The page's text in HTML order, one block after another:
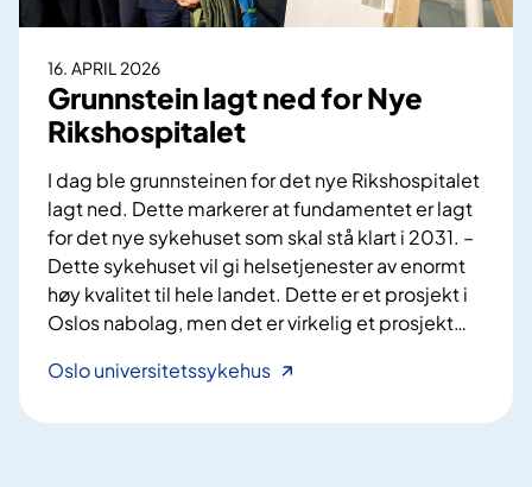
i
t
a
e
t
–
I
n
f
r
l
a
b
o
m
ø
t
e
f
o
r
N
e
16. APRIL 2026
Grunnstein lagt ned for Nye
Rikshospitalet
I dag ble grunnsteinen for det nye Rikshospitalet
lagt ned. Dette markerer at fundamentet er lagt
for det nye sykehuset som skal stå klart i 2031. –
Dette sykehuset vil gi helsetjenester av enormt
høy kvalitet til hele landet. Dette er et prosjekt i
Oslos nabolag, men det er virkelig et prosjekt…
Oslo universitetssykehusG
u